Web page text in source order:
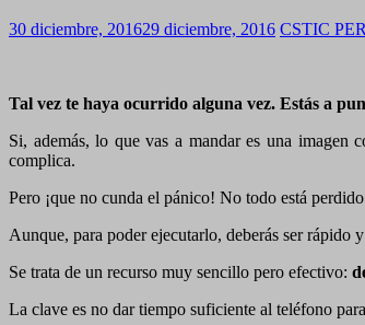
30 diciembre, 201629 diciembre, 2016 CSTIC
Tal vez te haya ocurrido alguna vez. Estás a
Si, además, lo que vas a mandar es una imagen
complica.
Pero ¡que no cunda el pánico! No todo está
Aunque, para poder ejecutarlo, deberás ser rápido
Se trata de un recurso muy sencillo pero efectivo:
La clave es no dar tiempo suficiente al teléfono